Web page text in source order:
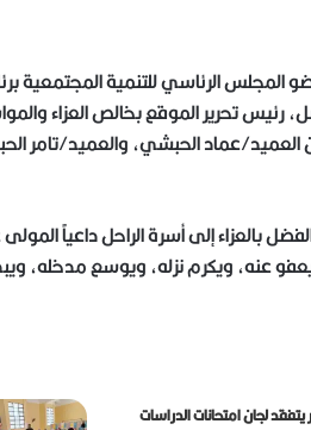
المجلس الرئاسي للتنمية
رئيس تحرير الموقع بخالص العزاء
من العميد/عماد الحبشي، والعميد/
بالعزاء إلى أسرة الراحل داعياً
عنه، ويكرم نزله، ويوسع مدخله،
لجان امتحانات الدراسات